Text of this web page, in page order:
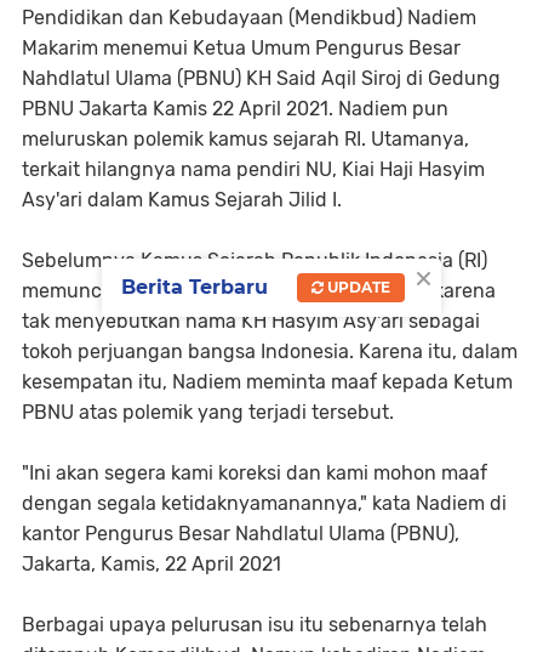
Pendidikan dan Kebudayaan (Mendikbud) Nadiem
Makarim menemui Ketua Umum Pengurus Besar
Nahdlatul Ulama (PBNU) KH Said Aqil Siroj di Gedung
PBNU Jakarta Kamis 22 April 2021. Nadiem pun
meluruskan polemik kamus sejarah RI. Utamanya,
terkait hilangnya nama pendiri NU, Kiai Haji Hasyim
Asy'ari dalam Kamus Sejarah Jilid I.
Sebelumnya Kamus Sejarah Republik Indonesia (RI)
memunculkan polemik di tengah masyarakat karena
tak menyebutkan nama KH Hasyim Asy'ari sebagai
tokoh perjuangan bangsa Indonesia. Karena itu, dalam
kesempatan itu, Nadiem meminta maaf kepada Ketum
PBNU atas polemik yang terjadi tersebut.
"Ini akan segera kami koreksi dan kami mohon maaf
dengan segala ketidaknyamanannya," kata Nadiem di
kantor Pengurus Besar Nahdlatul Ulama (PBNU),
Jakarta, Kamis, 22 April 2021
Berbagai upaya pelurusan isu itu sebenarnya telah
×
Berita Terbaru UPDATE